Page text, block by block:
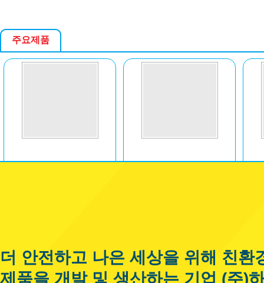
주요제품
더 안전하고 나은 세상을 위해 친환
제품을 개발 및 생산하는 기업 (주)